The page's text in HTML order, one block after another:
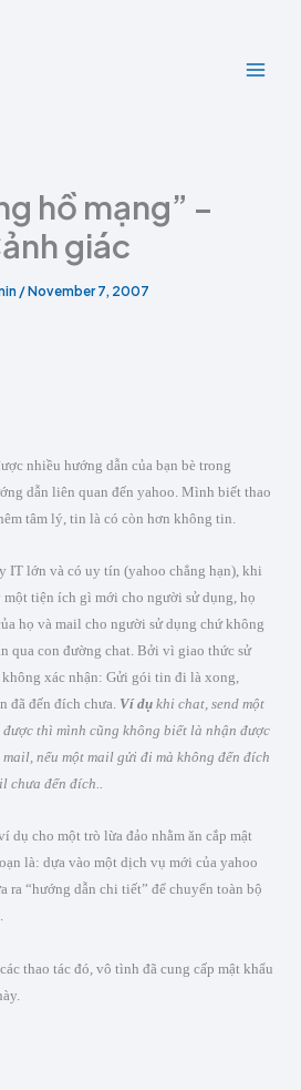
hồ mạng” –
giác
/November 7, 2007
nhiều hướng dẫn của bạn bè trong
dẫn liên quan đến yahoo. Mình biết thao
tâm lý, tin là có còn hơn không tin.
IT lớn và có uy tín (yahoo chẳng hạn), khi
một tiện ích gì mới cho người sử dụng, họ
họ và mail cho người sử dụng chứ không
qua con đường chat. Bởi vì giao thức sử
xác nhận: Gửi gói tin đi là xong,
đã đến đích chưa. Ví dụ khi chat, send một
thì mình cũng không biết là nhận được
nếu một mail gửi đi mà không đến đích
chưa đến đích..
dụ cho một trò lừa đảo nhằm ăn cắp mật
là: dựa vào một dịch vụ mới của yahoo
ra “hướng dẫn chi tiết” để chuyển toàn bộ
thao tác đó, vô tình đã cung cấp mật khẩu